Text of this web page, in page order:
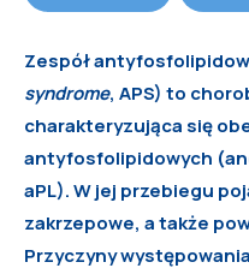
Zespół
syndrome, APS) to
charakteryzująca się
antyfosfolipidowych
aPL). W jej przebiegu
zakrzepowe, a także
Przyczyny